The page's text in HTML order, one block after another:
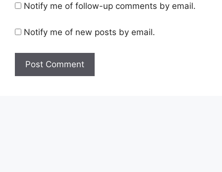
Notify me of follow-up comments by email.
Notify me of new posts by email.